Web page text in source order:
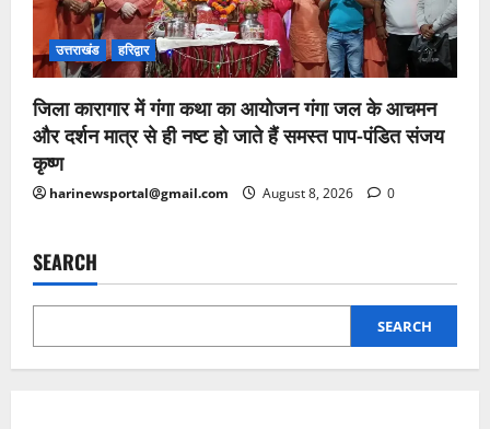
उत्तराखंड हरिद्वार
जिला कारागार में गंगा कथा का आयोजन गंगा जल के आचमन
और दर्शन मात्र से ही नष्ट हो जाते हैं समस्त पाप-पंडित संजय
कृष्ण
harinewsportal@gmail.com August 8, 2026 0
SEARCH
SEARCH